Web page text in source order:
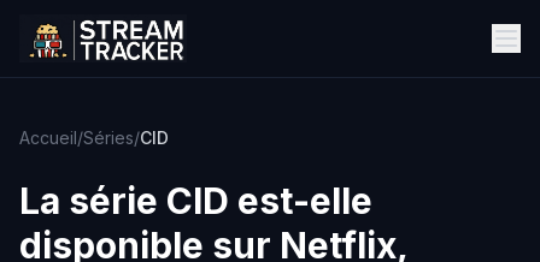
Accueil/Séries/CID
La série CID est-elle
disponible sur Netflix,